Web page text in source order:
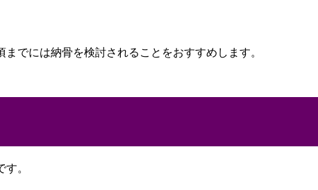
でには納骨を検討されることをおすすめします。
。